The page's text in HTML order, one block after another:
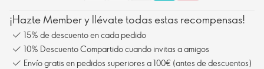
¡Hazte Member y llévate todas estas recompensas!
15% de descuento en cada pedido
10% Descuento Compartido cuando invitas a amigos
Envío gratis en pedidos superiores a 100€ (antes de descuentos)